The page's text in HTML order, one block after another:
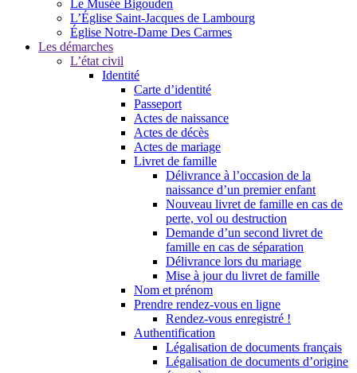
Le Musée Bigouden
L’Église Saint-Jacques de Lambourg
Église Notre-Dame Des Carmes
Les démarches
L’état civil
Identité
Carte d’identité
Passeport
Actes de naissance
Actes de décès
Actes de mariage
Livret de famille
Délivrance à l’occasion de la
naissance d’un premier enfant
Nouveau livret de famille en cas de
perte, vol ou destruction
Demande d’un second livret de
famille en cas de séparation
Délivrance lors du mariage
Mise à jour du livret de famille
Nom et prénom
Prendre rendez-vous en ligne
Rendez-vous enregistré !
Authentification
Légalisation de documents français
Légalisation de documents d’origine